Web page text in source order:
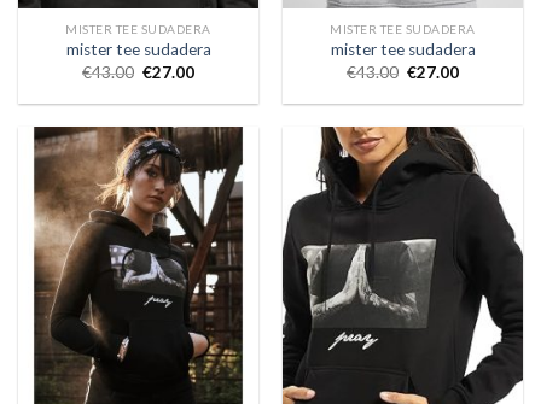
MISTER TEE SUDADERA
mister tee sudadera
€43.00 €27.00
MISTER TEE SUDADERA
mister tee sudadera
€43.00 €27.00